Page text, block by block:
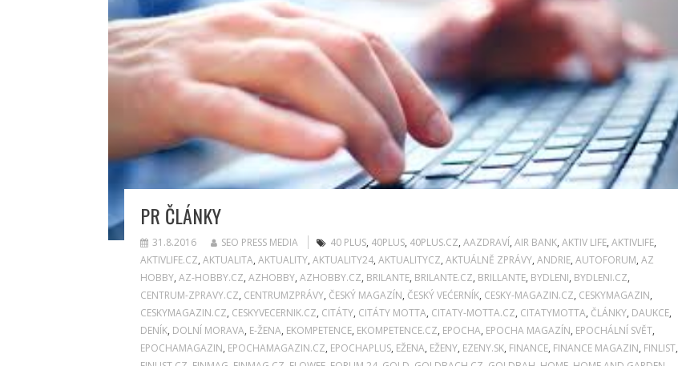
PR ČLÁNKY
31.8.2016 SEO PRESS MEDIA 40 PLUS, 40PLUS, 40PLUS.CZ, AAZDRAVÍ, AIR BANK, AKTIV LIFE, AKTIVLIFE,
AKTIVLIFE.CZ, AKTUALITA, AKTUALITY, AKTUALITY24, AKTUALITYCZ, AKTUÁLNĚ ZPRÁVY, ANDRIE, AUTOFORUM, AZ
HOBBY, AZ-HOBBY.CZ, AZHOBBY, AZHOBBY.CZ, BRILANTE, BRILANTE.CZ, BRILLANTE, BYDLENI, BYDLENI.CZ,
CENTRUM-ZPRAVY.CZ, CENTRUMZPRÁVY, ČESKÝ MAGAZÍN, ČESKÝ VEĆERNÍK, CESKY-MAGAZIN.CZ, CESKYMAGAZIN,
CESKYMAGAZIN.CZ, CESKYVECERNIK.CZ, CITÁTY, CITÁTY MOTTA, CITATY-MOTTA.CZ, CITATYMOTTA, ČLÁNKY, DAUKCE,
DENÍK, DOLNÍ MORAVA, E-ŽENA, EKOMPETENCE, EKOMPETENCE.CZ, EPOCHA, EPOCHA MAGAZÍN, EPOCHÁLNÍ SVĚT,
EPOCHAMAGAZIN, EPOCHAMAGAZIN.CZ, EPOCHAPLUS, EŽENA, EŽENY, EZENY.SK, FINANCE, FINANCE MAGAZIN, FINLIST,